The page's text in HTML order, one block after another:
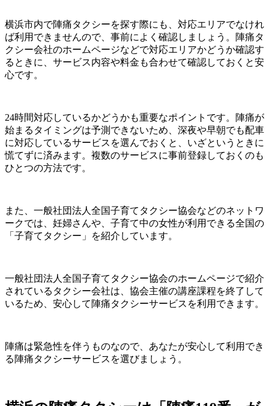
横浜市内で陣痛タクシーを探す際にも、対応エリアでなけれ
ば利用できませんので、事前によく確認しましょう。陣痛タ
クシー会社のホームページなどで対応エリアかどうか確認す
るときに、サービス内容や料金も合わせて確認しておくと安
心です。
24時間対応しているかどうかも重要なポイントです。陣痛が
始まるタイミングは予測できないため、深夜や早朝でも配車
に対応しているサービスを選んでおくと、いざというときに
慌てずに済みます。複数のサービスに事前登録しておくのも
ひとつの方法です。
また、一般社団法人全国子育てタクシー協会などのネットワ
ークでは、妊婦さんや、子育て中の女性が利用できる全国の
「子育てタクシー」を紹介しています。
一般社団法人全国子育てタクシー協会のホームページで紹介
されているタクシー会社は、協会主催の講座課程を終了して
いるため、安心して陣痛タクシーサービスを利用できます。
陣痛は緊急性を伴うものなので、あなたが安心して利用でき
る陣痛タクシーサービスを選びましょう。